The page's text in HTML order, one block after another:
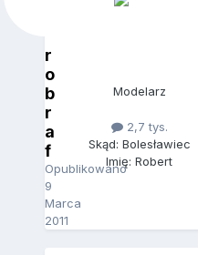
r
o
b
r
a
f
Opublikowano
9
Marca
2011
Modelarz
2,7 tys.
Skąd: Bolesławiec
Imię: Robert